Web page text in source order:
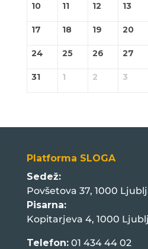
10 11 12 13
17 18 19 20
24 25 26 27
31 1 2 3
Platforma SLOGA
Sedež:
Povšetova 37, 1000
Pisarna:
Kopitarjeva 4, 1000
Telefon:01 434 44 02